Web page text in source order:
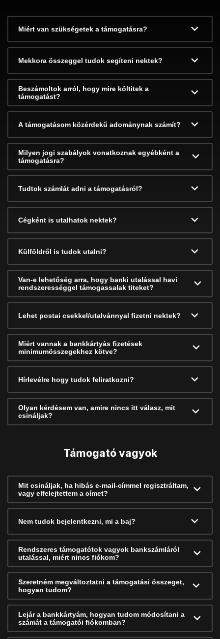
Miért van szükségetek a támogatásra?
Mekkora összeggel tudok segíteni nektek?
Beszámoltok arról, hogy mire költitek a
támogatást?
A támogatásom közérdekű adománynak számít?
Milyen jogi szabályok vonatkoznak egyébként a
támogatásra?
Tudtok számlát adni a támogatásról?
Cégként is utalhatok nektek?
Külföldről is tudok utalni?
Van-e lehetőség arra, hogy banki utalással havi
rendszerességgel támogassalak titeket?
Lehet postai csekkel/utalvánnyal fizetni nektek?
Miért vannak a bankkártyás fizetések
minimumösszegekhez kötve?
Hírlevélre hogy tudok feliratkozni?
Olyan kérdésem van, amire nincs itt válasz, mit
csináljak?
Támogató vagyok
Mit csináljak, ha hibás e-mail-címmel regisztráltam,
vagy elfelejtettem a címet?
Nem tudok bejelentkezni, mi a baj?
Rendszeres támogatótok vagyok bankszámláról
utalással, miért nincs fiókom?
Szeretném megváltoztatni a támogatási összeget,
hogyan tudom?
Lejár a bankkártyám, hogyan tudom módosítani a
számát a támogatói fiókomban?